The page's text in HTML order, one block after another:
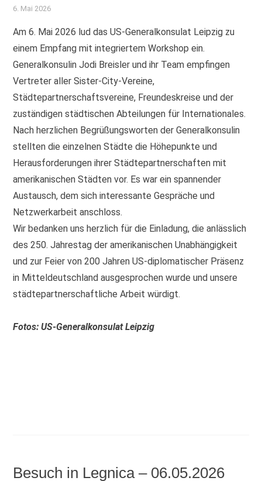
6. Mai 2026
Am 6. Mai 2026 lud das US-Generalkonsulat Leipzig zu
einem Empfang mit integriertem Workshop ein.
Generalkonsulin Jodi Breisler und ihr Team empfingen
Vertreter aller Sister-City-Vereine,
Städtepartnerschaftsvereine, Freundeskreise und der
zuständigen städtischen Abteilungen für Internationales.
Nach herzlichen Begrüßungsworten der Generalkonsulin
stellten die einzelnen Städte die Höhepunkte und
Herausforderungen ihrer Städtepartnerschaften mit
amerikanischen Städten vor. Es war ein spannender
Austausch, dem sich interessante Gespräche und
Netzwerkarbeit anschloss.
Wir bedanken uns herzlich für die Einladung, die anlässlich
des 250. Jahrestag der amerikanischen Unabhängigkeit
und zur Feier von 200 Jahren US-diplomatischer Präsenz
in Mitteldeutschland ausgesprochen wurde und unsere
städtepartnerschaftliche Arbeit würdigt.
Fotos: US-Generalkonsulat Leipzig
Besuch in Legnica – 06.05.2026